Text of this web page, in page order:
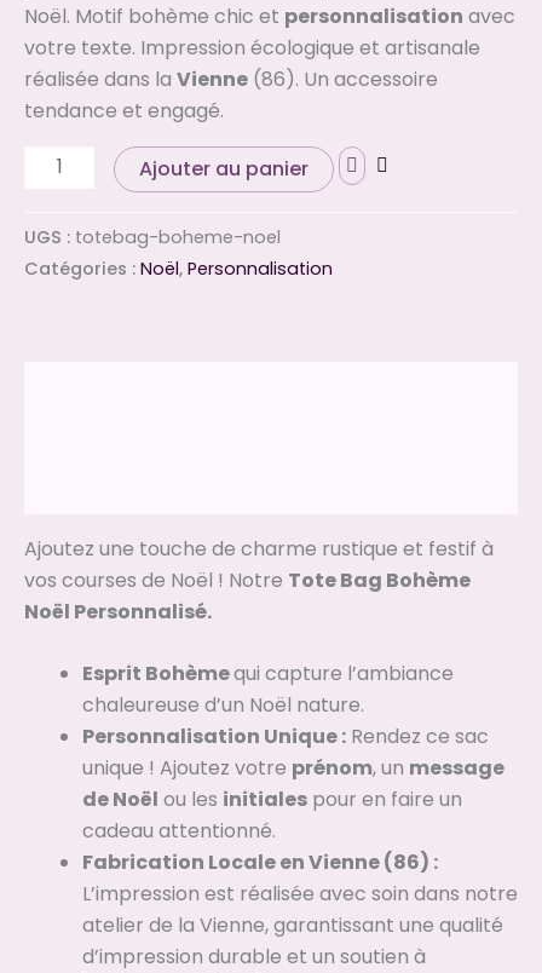
Noël. Motif bohème chic et personnalisation avec
votre texte. Impression écologique et artisanale
réalisée dans la Vienne (86). Un accessoire
tendance et engagé.
Ajouter au panier
UGS : totebag-boheme-noel
Catégories : Noël, Personnalisation
Ajoutez une touche de charme rustique et festif à
vos courses de Noël ! Notre Tote Bag Bohème
Noël Personnalisé.
Esprit Bohèmequi capture l’ambiance
chaleureuse d’un Noël nature.
Personnalisation Unique : Rendez ce sac
unique ! Ajoutez votre prénom, un message
de Noël ou les initiales pour en faire un
cadeau attentionné.
Fabrication Locale en Vienne (86) :
L’impression est réalisée avec soin dans notre
atelier de la Vienne, garantissant une qualité
d’impression durable et un soutien à